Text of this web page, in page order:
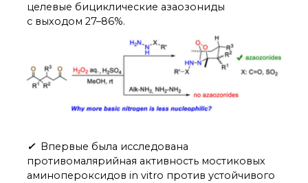
целевые бициклические азаозониды
с выходом 27–86%.
✓ Впервые была исследована
противомалярийная активность мостиковых
аминопероксидов in vitro против устойчивого